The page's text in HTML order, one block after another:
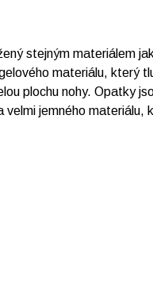
stejným materiálem
materiálu, který
plochu nohy. Opatky
velmi jemného